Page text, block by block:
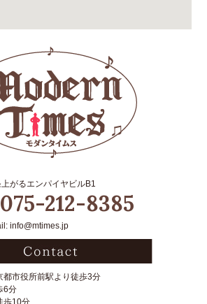
がるエンパイヤビルB1
075-212-8385
info@mtimes.jp
都市役所前駅より徒歩3分
6分